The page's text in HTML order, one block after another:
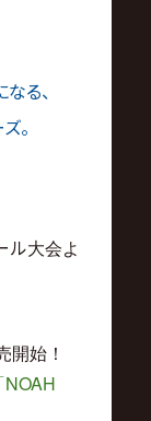
る、
。
ル大会よ
開始！
NOAH